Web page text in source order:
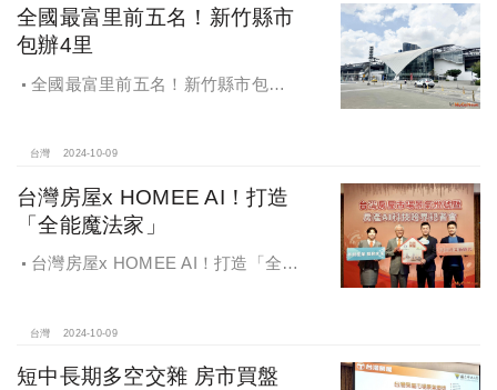
全國最富里前五名！新竹縣市
包辦4里
全國最富里前五名！新竹縣市包辦4
台灣 2024-10-09
台灣房屋x HOMEE AI！打造
「全能魔法家」
台灣房屋x HOMEE AI！打造「全能
台灣 2024-10-09
短中長期多空交雜 房市買盤